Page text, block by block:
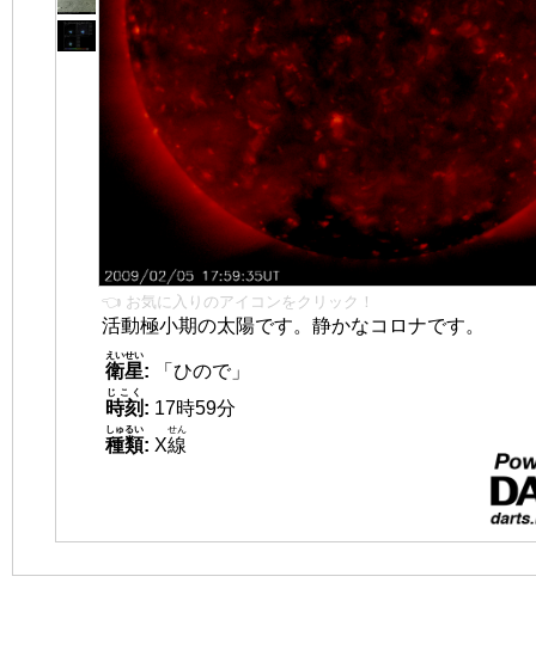
👈 お気に入りのアイコンをクリック！
活動極小期の太陽です。静かなコロナです。
衛星
えいせい
:
「ひので」
時刻
じこく
: 17時59分
種類
しゅるい
: X線
せん